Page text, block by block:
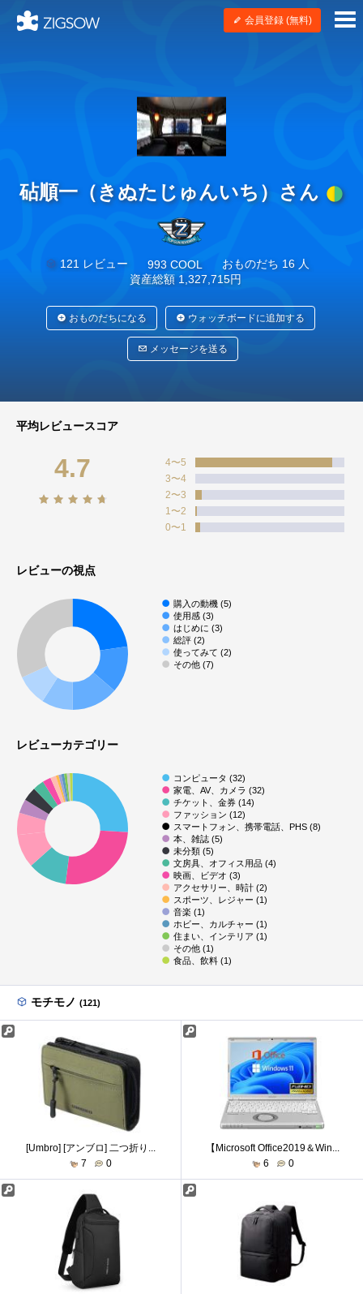
会員登録 (無料)
砧順一（きぬたじゅんいち）さん
121 レビュー 993 COOL
おものだち 16 人
資産総額 1,327,715円
おものだちになる ウォッチボードに追加する
メッセージを送る
平均レビュースコア
4.7
4〜5
3〜4
2〜3
1〜2
0〜1
レビューの視点
購入の動機 (5)
使用感 (3)
はじめに (3)
総評 (2)
使ってみて (2)
その他 (7)
レビューカテゴリー
コンピュータ (32)
家電、AV、カメラ (32)
チケット、金券 (14)
ファッション (12)
スマートフォン、携帯電話、PHS (8)
本、雑誌 (5)
未分類 (5)
文房具、オフィス用品 (4)
映画、ビデオ (3)
アクセサリー、時計 (2)
スポーツ、レジャー (1)
音楽 (1)
ホビー、カルチャー (1)
住まい、インテリア (1)
その他 (1)
食品、飲料 (1)
モチモノ (121)
[Umbro] [アンブロ] 二つ折り...
7
0
【Microsoft Office2019＆Win...
6
0